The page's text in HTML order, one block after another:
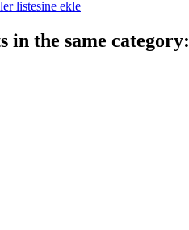
listesine ekle
in the same category: